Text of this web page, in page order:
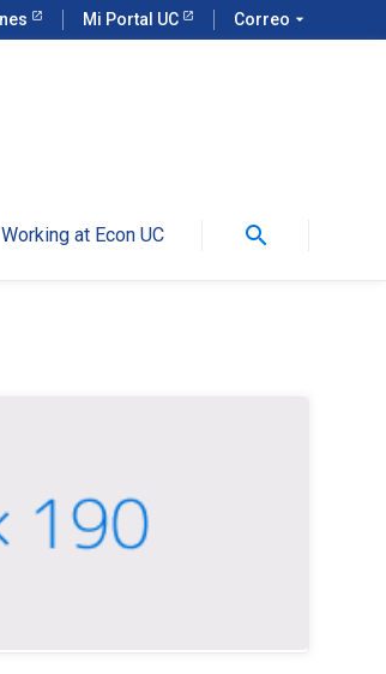
Mi Portal UC Correo arrow_drop_down
Working at Econ UC search